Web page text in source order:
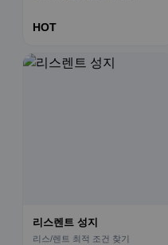
HOT
리스렌트 성지
리스/렌트 최적 조건 찾기